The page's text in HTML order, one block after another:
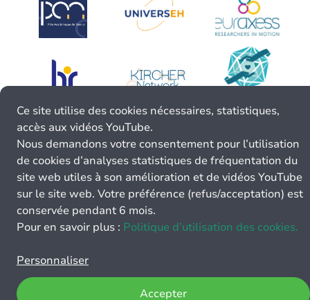
Ce site utilise des cookies nécessaires, statistiques,
accès aux vidéos YouTube.
Nous demandons votre consentement pour l’utilisation
de cookies d’analyses statistiques de fréquentation du
site web utiles à son amélioration et de vidéos YouTube
sur le site web. Votre préférence (refus/acceptation) est
conservée pendant 6 mois.
Pour en savoir plus : Politique d’utilisation des cookies.
Personnaliser
Accepter